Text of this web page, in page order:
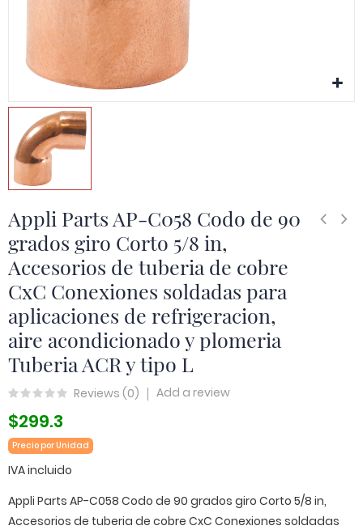
Appli Parts AP-C058 Codo de 90
grados giro Corto 5/8 in,
Accesorios de tuberia de cobre
CxC Conexiones soldadas para
aplicaciones de refrigeracion,
aire acondicionado y plomeria
Tuberia ACR y tipo L
Reviews (0) Add a review
$299.3
Precio por Unidad
IVA incluido
Appli Parts AP-C058 Codo de 90 grados giro Corto 5/8 in,
Accesorios de tuberia de cobre CxC Conexiones soldadas